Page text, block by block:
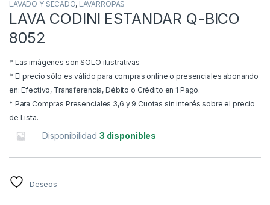
LAVADO Y SECADO, LAVARROPAS
LAVA CODINI ESTANDAR Q-BICO
8052
* Las imágenes son SOLO ilustrativas
* El precio sólo es válido para compras online o presenciales abonando
en: Efectivo, Transferencia, Débito o Crédito en 1 Pago.
* Para Compras Presenciales 3,6 y 9 Cuotas sin interés sobre el precio
de Lista.
Disponibilidad 3 disponibles
Deseos